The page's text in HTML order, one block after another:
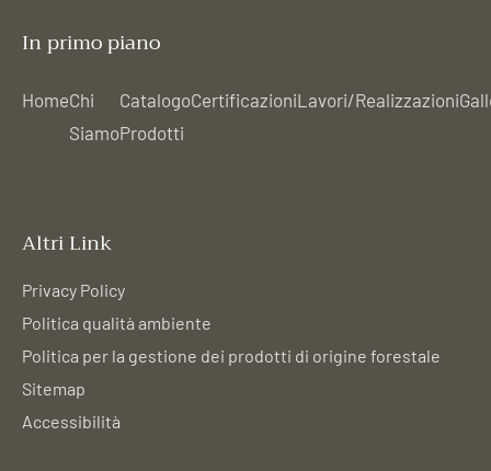
In primo piano
HomeChi
Siamo
Catalogo
Prodotti
CertificazioniLavori/Realizzazioni
Altri Link
Privacy Policy
Politica qualità ambiente
Politica per la gestione dei prodotti di origine forestale
Sitemap
Accessibilità